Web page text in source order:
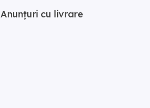
Anunțuri cu livrare